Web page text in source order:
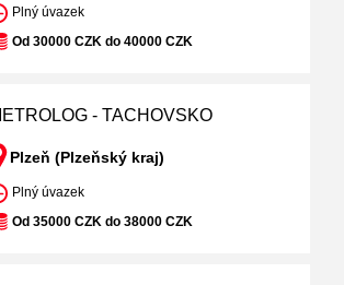
Plný úvazek
Od 30000 CZK do 40000 CZK
- TACHOVSKO
Plzeň (Plzeňský kraj)
Plný úvazek
Od 35000 CZK do 38000 CZK